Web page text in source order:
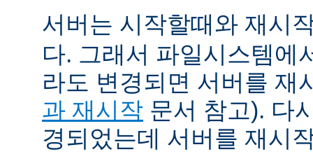
서버는 시작할때와 재시
다. 그래서 파일시스템에
라도 변경되면 서버를 재
과 재시작 문서 참고). 다
경되었는데 서버를 재시